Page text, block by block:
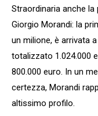
Straordinaria anche
Giorgio Morandi: la
un milione, è arrivata
totalizzato 1.024.000
800.000 euro. In un
certezza, Morandi
altissimo profilo.